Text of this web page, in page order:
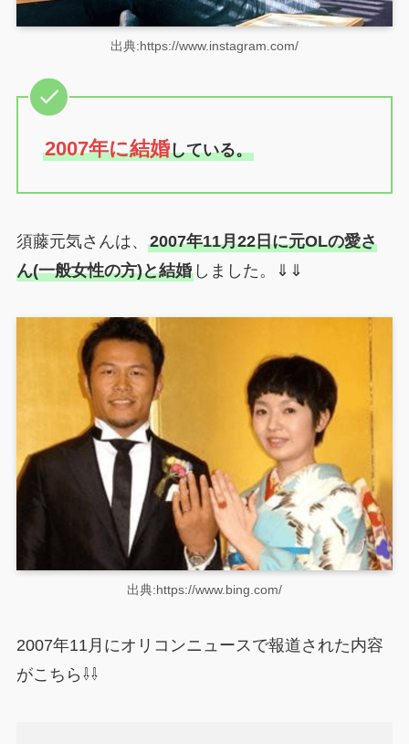
出典:https://www.instagram.com/
2007年に結婚している。
須藤元気さんは、 2007年11月22日に元OLの愛さ
ん(一般女性の方)と結婚しました。⇓⇓
出典:https://www.bing.com/
2007年11月にオリコンニュースで報道された内容
がこちら⇩⇩